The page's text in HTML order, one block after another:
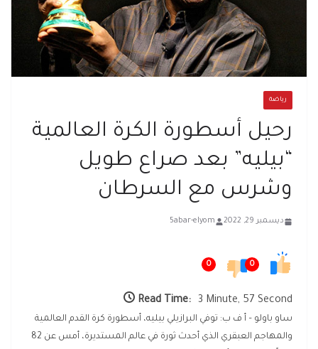
رياضة
رحيل أسطورة الكرة العالمية
“بيليه” بعد صراع طويل
وشرس مع السرطان
ديسمبر 29, 2022 5abar-elyom
0
0
Read Time: 3 Minute, 57 Second
ساو باولو – أ ف ب: توفي البرازيلي بيليه، أسطورة كرة القدم العالمية
والمهاجم العبقري الذي أحدث ثورة في عالم المستديرة، أمس عن 82